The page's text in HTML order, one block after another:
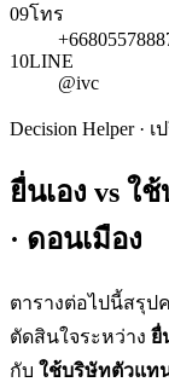
09โทร
10LINE
@ivc
Decision Helper ·
ยื่นเอง vs ใ
· ดอนเมือง
ตารางต่อไปนี้สรุป
ตัดสินใจระหว่าง ยื่
กับ ใช้บริษัทตัวแท